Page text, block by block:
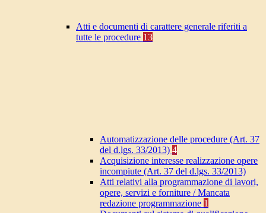
Atti e documenti di carattere generale riferiti a
tutte le procedure 13
Automatizzazione delle procedure (Art. 37
del d.lgs. 33/2013) 4
Acquisizione interesse realizzazione opere
incompiute (Art. 37 del d.lgs. 33/2013)
Atti relativi alla programmazione di lavori,
opere, servizi e forniture / Mancata
redazione programmazione 1